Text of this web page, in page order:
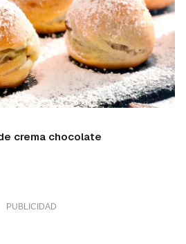
crema chocolate